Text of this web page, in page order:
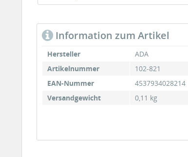
Information zum Artikel
Hersteller
ADA
Artikelnummer
102-821
EAN-Nummer
4537934028214
Versandgewicht
0,11 kg